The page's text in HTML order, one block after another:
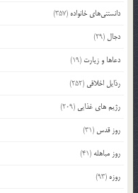
دانستنی‌های خانواده (357)
دجال (29)
دعاها و زیارت (19)
رذایل اخلاقی (252)
رژیم های غذایی (209)
روز قدس (31)
روز مباهله (41)
روزه (93)